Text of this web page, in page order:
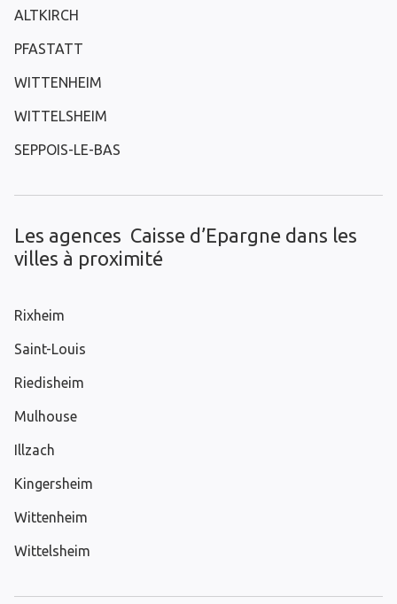
ALTKIRCH
PFASTATT
WITTENHEIM
WITTELSHEIM
SEPPOIS-LE-BAS
Les agences Caisse d’Epargne dans les
villes à proximité
Rixheim
Saint-Louis
Riedisheim
Mulhouse
Illzach
Kingersheim
Wittenheim
Wittelsheim